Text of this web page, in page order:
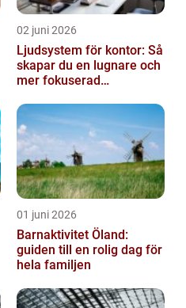
02 juni 2026
Ljudsystem för kontor: Så
skapar du en lugnare och
mer fokuserad
01 juni 2026
Barnaktivitet Öland:
guiden till en rolig dag för
hela familjen